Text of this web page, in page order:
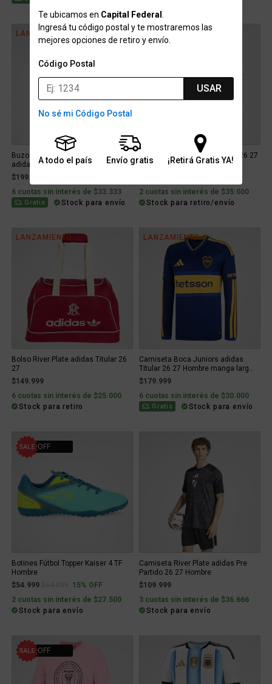
Te ubicamos en Capital Federal
Ingresá tu código postal y te mostraremos las
mejores opciones de retiro y envío.
Código Postal
USAR
No sé mi Código Postal
A todo el país Envío gratis ¡Retirá Gratis YA!
LANZAMIENTO
Buzo con cierre Boca Juniors
adidas Titular 26 27 Hombre
$199.999
6 cuotas sin interés de $33.333
Gratis Stock para envío
Remera Boca Juniors adidas 26 27
Hombre algodón
2 cuotas sin interés de $35.000
Stock para retiro/envío
LANZAMIENTO
Bolso River Plate adidas Titular 26
27
$149.999
6 cuotas sin interés de $25.000
Stock para retiro
LANZAMIENTO
Camiseta Boca Juniors adidas
Titular 26 27 Hombre manga larg...
$179.999
6 cuotas sin interés de $30.000
Gratis Stock para envío
15% OFF
Botines Fútbol Topper Kaiser 4 TF
Hombre
$54.999
Price reduced from
to15% OFF
2 cuotas sin interés de $27.500
Stock para envío
Camiseta River Plate adidas Pre
Partido 26 27 Hombre
$109.999
3 cuotas sin interés de $36.666
Stock para envío
58% OFF